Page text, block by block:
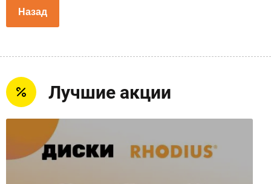
Назад
Лучшие акции